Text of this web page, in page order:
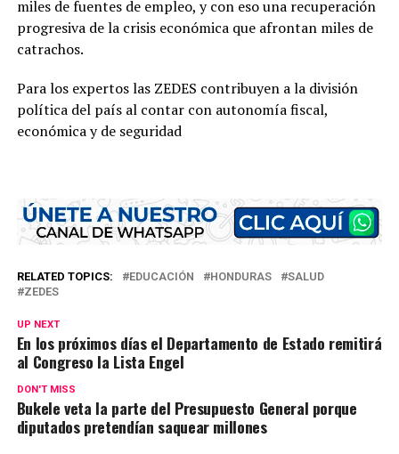
miles de fuentes de empleo, y con eso una recuperación
progresiva de la crisis económica que afrontan miles de
catrachos.
Para los expertos las ZEDES contribuyen a la división
política del país al contar con autonomía fiscal,
económica y de seguridad
RELATED TOPICS: EDUCACIÓN HONDURAS
SALUD
ZEDES
UP NEXT
En los próximos días el Departamento de Estado remitirá
al Congreso la Lista Engel
DON'T MISS
Bukele veta la parte del Presupuesto General porque
diputados pretendían saquear millones